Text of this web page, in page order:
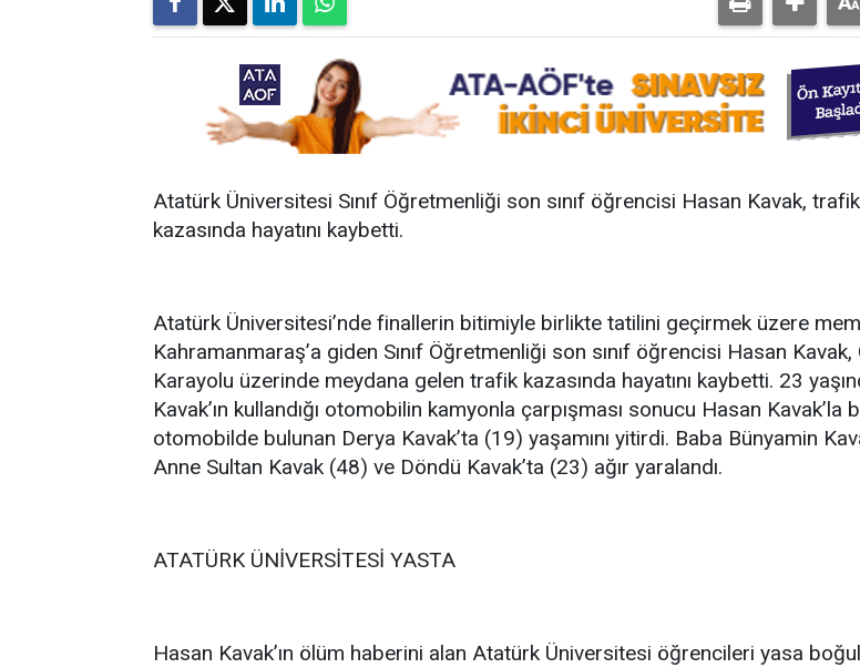
Atatürk Üniversitesi Sınıf Öğretmenliği son sınıf öğrencisi Hasan Kavak, trafik
kazasında hayatını kaybetti.
Atatürk Üniversitesi’nde finallerin bitimiyle birlikte tatilini geçirmek üzere
Kahramanmaraş’a giden Sınıf Öğretmenliği son sınıf öğrencisi Hasan Kavak,
Karayolu üzerinde meydana gelen trafik kazasında hayatını kaybetti. 23
Kavak’ın kullandığı otomobilin kamyonla çarpışması sonucu Hasan Kavak’la
otomobilde bulunan Derya Kavak’ta (19) yaşamını yitirdi. Baba Bünyamin
Anne Sultan Kavak (48) ve Döndü Kavak’ta (23) ağır yaralandı.
ATATÜRK ÜNİVERSİTESİ YASTA
Hasan Kavak’ın ölüm haberini alan Atatürk Üniversitesi öğrencileri yasa